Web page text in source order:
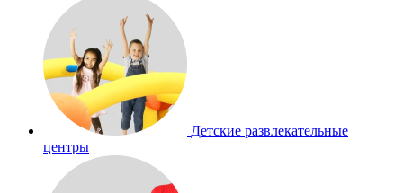
Детские развлекательные
центры